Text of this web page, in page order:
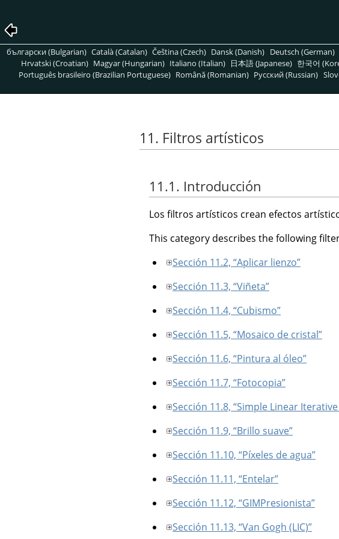
български (Bulgarian) Català (Catalan) Čeština (Czech) Dansk (Danish) Deutsch (German)
Hrvatski (Croatian) Magyar (Hungarian) Italiano (Italian) 日本語 (Japanese) 한국어
Português brasileiro (Brazilian Portuguese) Română (Romanian) Pусский (Russian)
11. Filtros artísticos
11.1. Introducción
Los filtros artísticos crean efectos
This category describes the following
Sección 11.2, “Aplicar lienzo”
Sección 11.3, “Viñeta”
Sección 11.4, “Cubismo”
Sección 11.5, “Mosaico de cristal”
Sección 11.6, “Pintura al óleo”
Sección 11.7, “Fotocopia”
Sección 11.8, “Simple Linear
Sección 11.9, “Brillo suave”
Sección 11.10, “Píxeles de agua”
Sección 11.11, “Entelar”
Sección 11.12, “GIMPresionista”
Sección 11.13, “Van Gogh (LIC)”